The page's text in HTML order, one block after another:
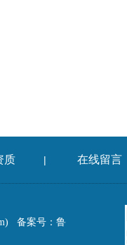
质 | 在线留言
备案号：鲁